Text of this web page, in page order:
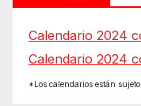
Calendario 2024
Calendario 2024
*Los calendarios están